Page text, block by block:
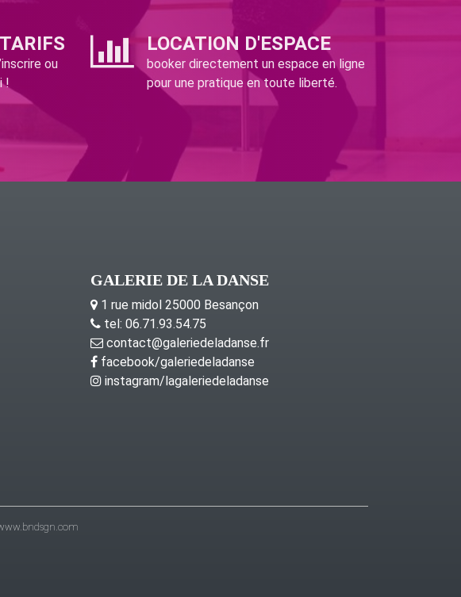
ou
!
LOCATION D'ESPACE
booker directement un espace en ligne
pour une pratique en toute liberté.
GALERIE DE LA DANSE
1 rue midol 25000 Besançon
tel: 06.71.93.54.75
contact@galeriedeladanse.fr
facebook/galeriedeladanse
instagram/lagaleriedeladanse